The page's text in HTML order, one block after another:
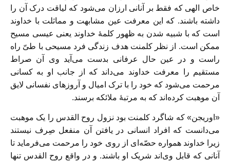
خاص الهی که فقط بر آنانی ارزان می‌شود که لیاقت درک آن را
داشته باشند. که این معرفت عین مشابهت و مماثلت با خداوند
است که با شبیه شدن به ظهور کلمۀ خداوند یعنی عیسی مسیح
ممکن است. از نظر کلمنت هدف زندگی فرد مسیحی با طیّ راه
راست و در عین حال عرفانی بدست می‌آید وی آن صراط
مستقیم را معرفت خداوند می‌داند که از جانب او به کسانی
مرحمت می‌شود که خود را با ترک امیال و آروزهای نفسانی لایق
آن موهبت کرده‌اند که به مرتبۀ ملائکه برسند.
«اوریجن» که شاگرد کلمنت بود نزول روح القدس را یک موهبت
می‌دانست که افراد انسانی در یافتن آن منفعل صِرف نیستند
زیرا خداوند همواره حصّه‌ای از روی خود را مرحمت می‌فرماید تا
آنانی که قابل وی‌اند شریک او باشند. و در واقع روح القدس تنها